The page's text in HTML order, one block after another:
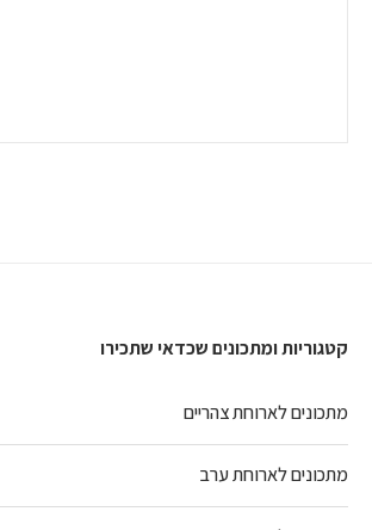
קטגוריות ומתכונים שכדאי שתכירו
מתכונים לארוחת צהריים
מתכונים לארוחת ערב